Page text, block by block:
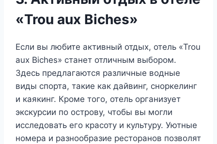
«Trou aux Biches»
Если вы любите активный отдых, отель «Trou
aux Biches» станет отличным выбором.
Здесь предлагаются различные водные
виды спорта, такие как дайвинг, сноркелинг
и каякинг. Кроме того, отель организует
экскурсии по острову, чтобы вы могли
исследовать его красоту и культуру. Уютные
номера и разнообразие ресторанов позволят